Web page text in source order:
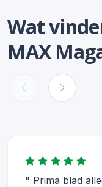
Wat
MAX
" Prima blad